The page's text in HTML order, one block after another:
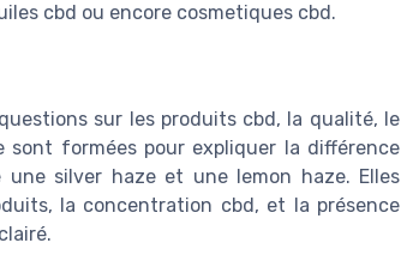
cbd ou encore cosmetiques cbd.
sur les produits cbd, la qualité, le
sont formées pour expliquer la différence
silver haze et une lemon haze. Elles
la concentration cbd, et la présence